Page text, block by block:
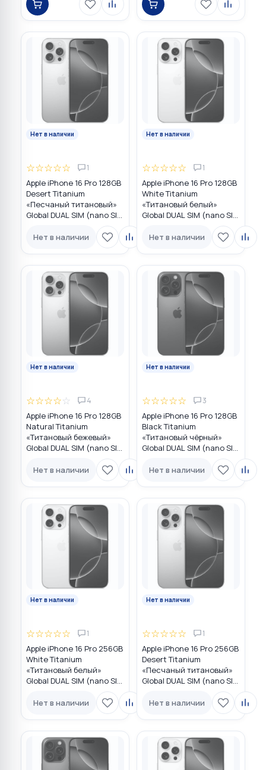
Нет в наличии
☆☆☆☆☆ 1
Apple iPhone 16 Pro 128GB
Desert Titanium
«Песчаный титановый»
Global DUAL SIM (nano SIM
Нет в наличии
Нет в наличии
☆☆☆☆☆ 1
Apple iPhone 16 Pro 128GB
White Titanium
«Титановый белый»
Global DUAL SIM (nano SIM
Нет в наличии
Нет в наличии
☆☆☆☆☆ 4
Apple iPhone 16 Pro 128GB
Natural Titanium
«Tитановый бежевый»
Global DUAL SIM (nano SIM
Нет в наличии
Нет в наличии
☆☆☆☆☆ 3
Apple iPhone 16 Pro 128GB
Black Titanium
«Титановый чёрный»
Global DUAL SIM (nano SIM
Нет в наличии
Нет в наличии
☆☆☆☆☆ 1
Apple iPhone 16 Pro 256GB
White Titanium
«Титановый белый»
Global DUAL SIM (nano SIM
Нет в наличии
Нет в наличии
☆☆☆☆☆ 1
Apple iPhone 16 Pro 256GB
Desert Titanium
«Песчаный титановый»
Global DUAL SIM (nano SIM
Нет в наличии